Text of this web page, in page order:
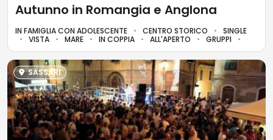
Autunno in Romangia e Anglona
IN FAMIGLIA CON ADOLESCENTE CENTRO STORICO
SINGLE
VISTA
MARE IN COPPIA ALL'APERTO GRUPPI
SASSARI